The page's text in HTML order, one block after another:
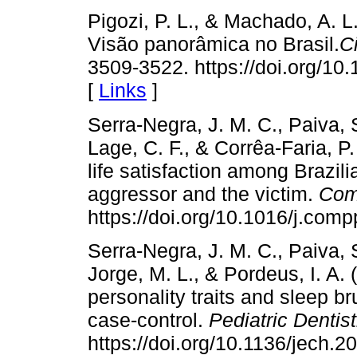
Pigozi, P. L., & Machado, A.
Visão panorâmica no Brasil.
3509-3522. https://doi.org/
[ Links ]
Serra-Negra, J. M. C., Paiva,
Lage, C. F., & Corrêa-Faria,
life satisfaction among
aggressor and the victim.
https://doi.org/10.1016/
Serra-Negra, J. M. C., Paiva,
Jorge, M. L., & Pordeus, I. A.
personality traits and sleep
case-control. Pediatric
https://doi.org/10.1136/